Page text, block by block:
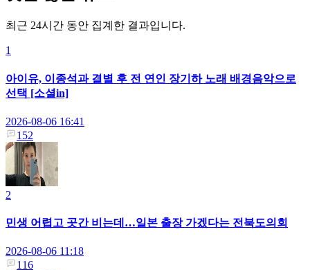
최근 24시간 동안 집계한 결과입니다.
1
아이유, 이종석과 결별 후 전 연인 장기하 노래 배경음악으로
선택 [소셜in]
2026-08-06 16:41
152
2
민생 어렵고 곳간 비는데…일본 출장 가겠다는 전북도의회
2026-08-06 11:18
116